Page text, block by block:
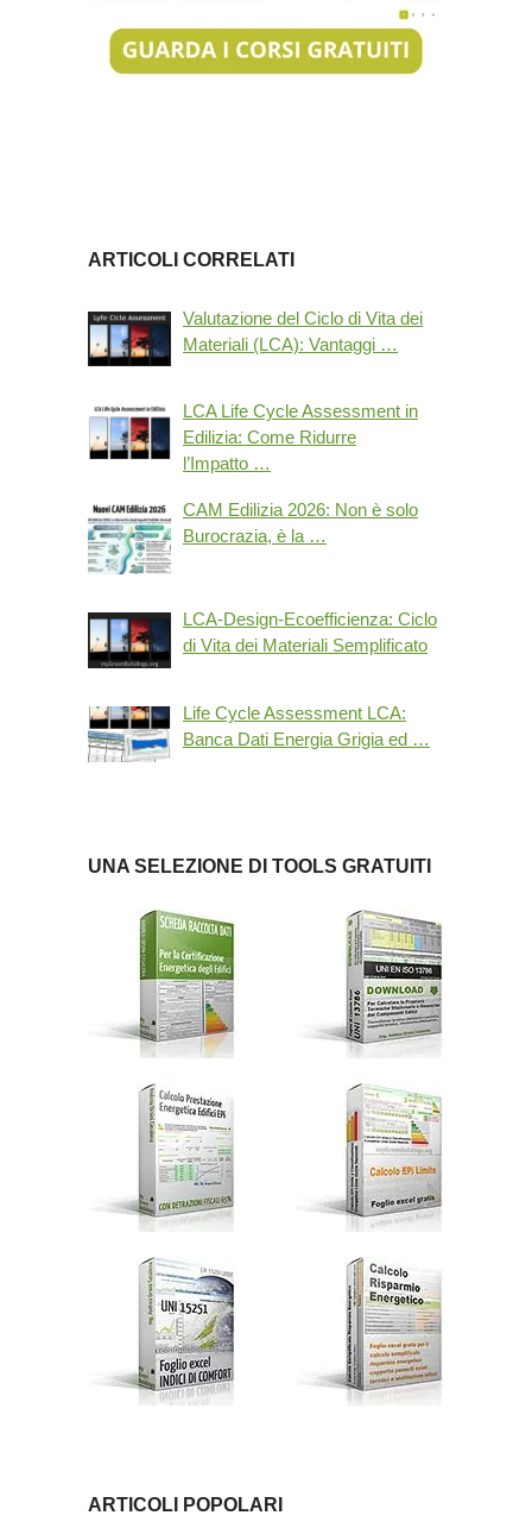
ARTICOLI CORRELATI
Valutazione del Ciclo di Vita dei
Materiali (LCA): Vantaggi …
LCA Life Cycle Assessment in
Edilizia: Come Ridurre
l’Impatto …
CAM Edilizia 2026: Non è solo
Burocrazia, è la …
LCA-Design-Ecoefficienza: Ciclo
di Vita dei Materiali Semplificato
Life Cycle Assessment LCA:
Banca Dati Energia Grigia ed …
UNA SELEZIONE DI TOOLS GRATUITI
ARTICOLI POPOLARI